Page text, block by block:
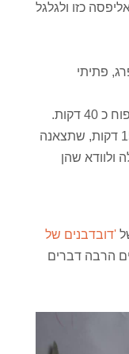
כזו ולגלגל
פתיתי
דקות.
לחמם תנור ל 210 מעלות, לאפות כ 15 דקות, שתצאנה
ולוודא שהן
'דובדבנים של
הרבה דברים